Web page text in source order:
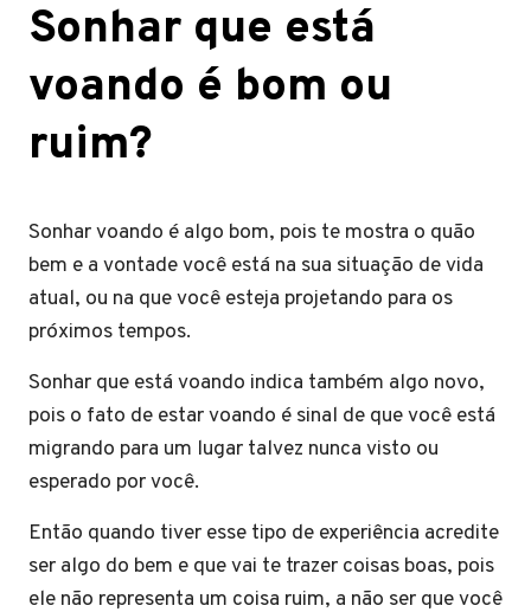
Sonhar que está
voando é bom ou
ruim?
Sonhar voando é algo bom, pois te mostra o quão
bem e a vontade você está na sua situação de vida
atual, ou na que você esteja projetando para os
próximos tempos.
Sonhar que está voando indica também algo novo,
pois o fato de estar voando é sinal de que você está
migrando para um lugar talvez nunca visto ou
esperado por você.
Então quando tiver esse tipo de experiência acredite
ser algo do bem e que vai te trazer coisas boas, pois
ele não representa um coisa ruim, a não ser que você